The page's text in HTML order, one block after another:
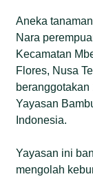
Selain
keluarga,
tambahan
Hasil
hutan
kawasan
Aneka
Nara
Kecamatan
Flores, Nusa
Yayasan
Indonesia.
Yayasan ini
mengolah